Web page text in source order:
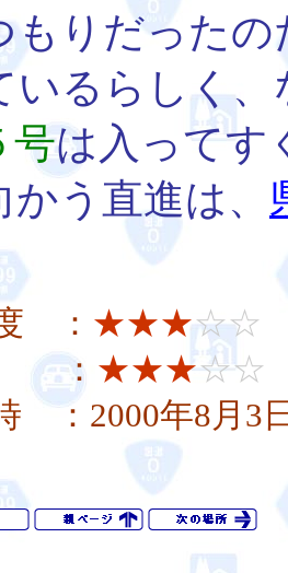
もりだった
いるらしく
号は入ってす
う直進は、
： ★★★☆☆
： ★★★☆☆
：2000年8月3